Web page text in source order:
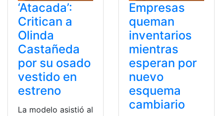
‘Atacada’:
Critican a
Olinda
Castañeda
por su osado
vestido en
estreno
La modelo asistió al
Empresas
queman
inventarios
mientras
esperan por
nuevo
esquema
cambiario